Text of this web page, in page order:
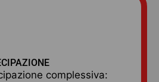
complessiva: